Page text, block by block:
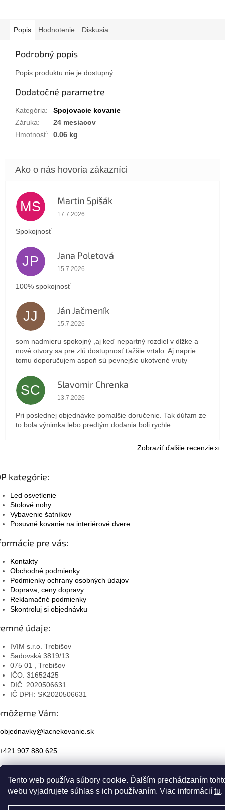
Tento web používa súbory cookie. Ďalším prechádzaním
webu vyjadrujete súhlas s ich používaním. Viac informácií tu.
Popis Hodnotenie Diskusia
Podrobný popis
Popis produktu nie je dostupný
Dodatočné parametre
Kategória:
Spojovacie kovanie
Záruka:
24 mesiacov
Hmotnosť: 0.06 kg
MS Martin Spišák
Hodnotenie obchodu je 5 z 5 hviezdičiek.
17.7.2026
Spokojnosť
JP Jana Poletová
Hodnotenie obchodu je 5 z 5 hviezdičiek.
15.7.2026
100% spokojnosť
JJ Ján Jačmeník
Hodnotenie obchodu je 5 z 5 hviezdičiek.
15.7.2026
som nadmieru spokojný ,aj keď nepartný rozdiel v dlžke a
nové otvory sa pre zlú dostupnosť ťažšie vrtalo. Aj naprie
tomu doporučujem aspoň sú pevnejšie ukotvené vruty
SC Slavomir Chrenka
Hodnotenie obchodu je 5 z 5 hviezdičiek.
13.7.2026
Pri poslednej objednávke pomalšie doručenie. Tak dúfam ze
to bola výnimka lebo predtým dodania boli rychle
Zobraziť ďalšie recenzie
kategórie:
Led osvetlenie
Stolové nohy
Vybavenie šatníkov
Posuvné kovanie na interiérové dvere
pre vás:
Kontakty
Obchodné podmienky
Podmienky ochrany osobných údajov
Doprava, ceny dopravy
Reklamačné podmienky
Skontroluj si objednávku
údaje:
IVIM s.r.o. Trebišov
Sadovská 3819/13
075 01 , Trebišov
IČO: 31652425
DIČ: 2020506631
IČ DPH: SK2020506631
Vám:
objednavky@lacnekovanie.sk
907 880 625